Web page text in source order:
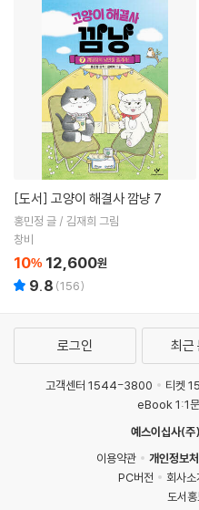
[도서] 고양이 해결사 깜냥 7
홍민정 글 / 김재희 그림
창비
10% 12,600원
9.8 (156)
로그인 최근
고객센터 1544-3800 티켓
eBook 1:1
예스이십사(
이용약관
개인정보
PC버전
회사소
도서